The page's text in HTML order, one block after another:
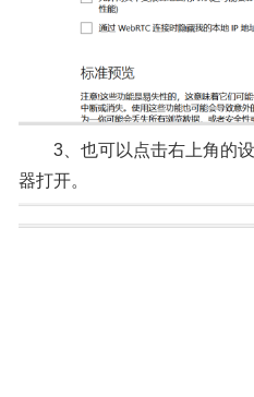
3、也可以点击右上角的设
器打开。